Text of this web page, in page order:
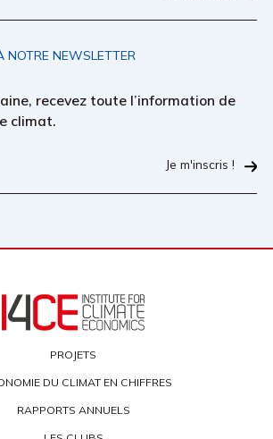
NOTRE NEWSLETTER
recevez toute l’information de
climat.
Je m'inscris !
PROJETS
DU CLIMAT EN CHIFFRES
RAPPORTS ANNUELS